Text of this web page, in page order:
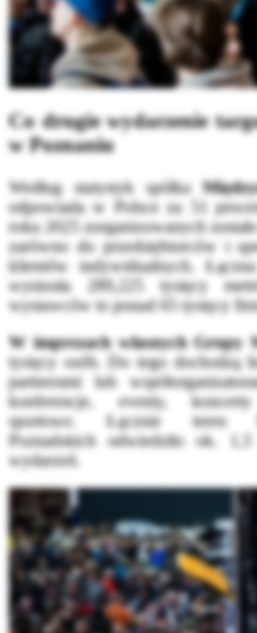
Co drugie wydarzenie
w Poznaniu
Według statystyk spółka
odpowiada w Polsce za 51
roku 2025 zorganizowanych
zarówno do przedsiębiorców i
klientów indywidualnych.
wyniosła 289,225 tysięcy
wystawców to ponad 65 tysięcy
W imprezach własnych Grupy
tysięcy osób. Do tego dochodzą
partnerami lub
konferencje, eventy,
sportowe. Łącznie teren
Poznańskich odwiedziło ok.
wydarzeń.